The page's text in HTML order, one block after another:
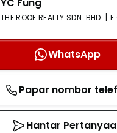
THE ROOF REALTY SDN. BHD. [ E
WhatsApp
Papar nombor
Hantar